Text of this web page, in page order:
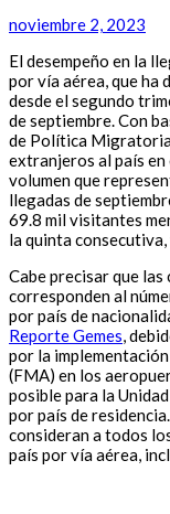
noviembre 2, 2023
El desempeño en la
por vía aérea, que ha
desde el segundo
de septiembre. Con
de Política
extranjeros al país en
volumen que
llegadas de
69.8 mil visitantes
la quinta
Cabe precisar que
corresponden al
por país de
Reporte Gemes,
por la
(FMA) en los
posible para la
por país de
consideran a todos
país por vía aérea,